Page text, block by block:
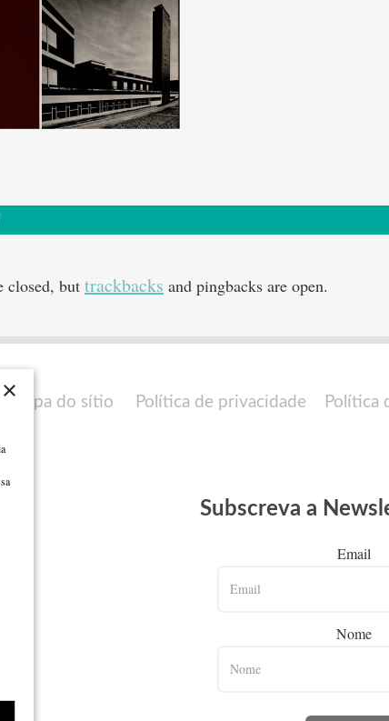
closed, but trackbacks and pingbacks are open.
Mapa do sítio Política de privacidade Política
Subscreva a
Email
Nome
×